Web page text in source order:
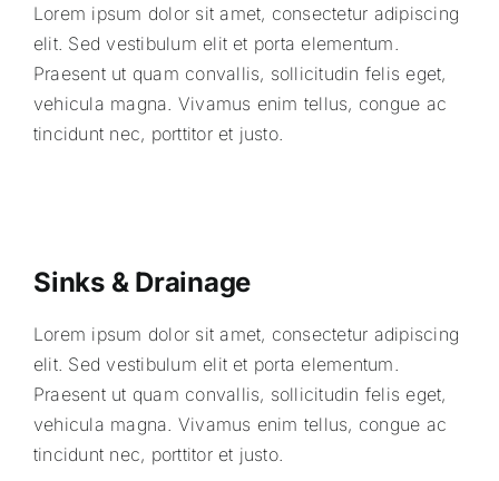
Lorem ipsum dolor sit amet, consectetur adipiscing
elit. Sed vestibulum elit et porta elementum.
Praesent ut quam convallis, sollicitudin felis eget,
vehicula magna. Vivamus enim tellus, congue ac
tincidunt nec, porttitor et justo.
Sinks & Drainage
Lorem ipsum dolor sit amet, consectetur adipiscing
elit. Sed vestibulum elit et porta elementum.
Praesent ut quam convallis, sollicitudin felis eget,
vehicula magna. Vivamus enim tellus, congue ac
tincidunt nec, porttitor et justo.